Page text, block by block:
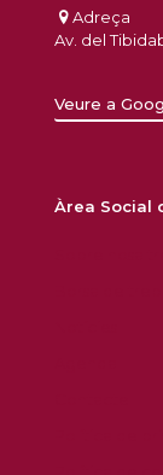
Adreça
Av. del
Veure a
Àrea Social